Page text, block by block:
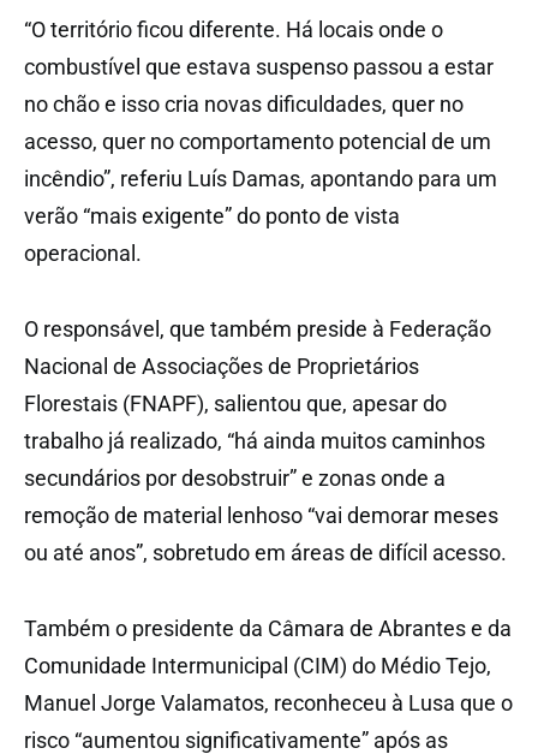
“O território ficou diferente. Há locais onde o
combustível que estava suspenso passou a estar
no chão e isso cria novas dificuldades, quer no
acesso, quer no comportamento potencial de um
incêndio”, referiu Luís Damas, apontando para um
verão “mais exigente” do ponto de vista
operacional.
O responsável, que também preside à Federação
Nacional de Associações de Proprietários
Florestais (FNAPF), salientou que, apesar do
trabalho já realizado, “há ainda muitos caminhos
secundários por desobstruir” e zonas onde a
remoção de material lenhoso “vai demorar meses
ou até anos”, sobretudo em áreas de difícil acesso.
Também o presidente da Câmara de Abrantes e da
Comunidade Intermunicipal (CIM) do Médio Tejo,
Manuel Jorge Valamatos, reconheceu à Lusa que o
risco “aumentou significativamente” após as